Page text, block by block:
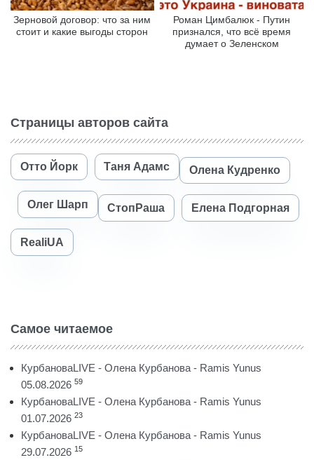
Зерновой договор: что за ним
стоит и какие выгоды сторон
Роман Цимбалюк - Путин
признался, что всё время
думает о Зеленском
Страницы авторов сайта
Отто Йорк Таня Адамс Олена Кудренко
Олег Шарп СтопРаша Елена Подгорная
RealiUA
Самое читаемое
КурбановаLIVE - Олена Курбанова - Ramis Yunus
05.08.2026 59
КурбановаLIVE - Олена Курбанова - Ramis Yunus
01.07.2026 23
КурбановаLIVE - Олена Курбанова - Ramis Yunus
29.07.2026 15